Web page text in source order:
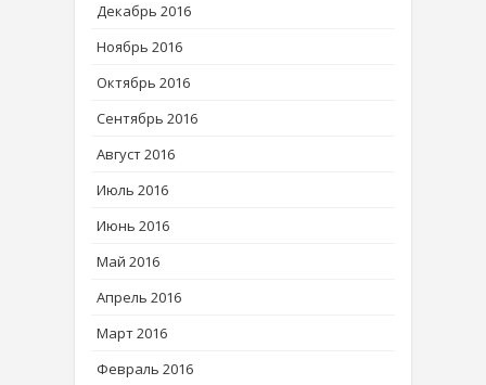
Декабрь 2016
Ноябрь 2016
Октябрь 2016
Сентябрь 2016
Август 2016
Июль 2016
Июнь 2016
Май 2016
Апрель 2016
Март 2016
Февраль 2016